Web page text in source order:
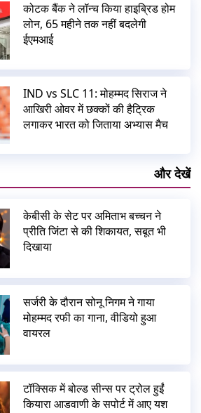
कोटक बैंक ने लॉन्च किया हाइब्रिड होम
लोन, 65 महीने तक नहीं बदलेगी
ईएमआई
IND vs SLC 11: मोहम्मद सिराज ने
आखिरी ओवर में छक्कों की हैट्रिक
लगाकर भारत को जिताया अभ्यास मैच
और देखें
केबीसी के सेट पर अमिताभ बच्चन ने
प्रीति जिंटा से की शिकायत, सबूत भी
दिखाया
सर्जरी के दौरान सोनू निगम ने गाया
मोहम्मद रफी का गाना, वीडियो हुआ
वायरल
टॉक्सिक में बोल्ड सीन्स पर ट्रोल हुईं
कियारा आडवाणी के सपोर्ट में आए यश